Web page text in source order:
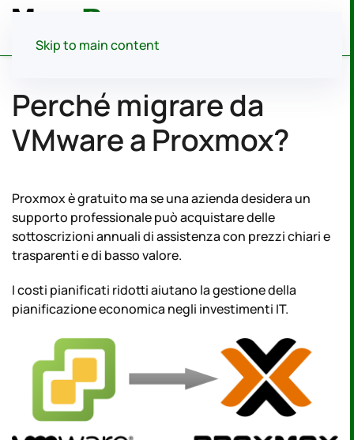
Skip to main content
Perché migrare da
VMware a Proxmox?
Proxmox è gratuito ma se una azienda desidera un
supporto professionale può acquistare delle
sottoscrizioni annuali di assistenza con prezzi chiari e
trasparenti e di basso valore.
I costi pianificati ridotti aiutano la gestione della
pianificazione economica negli investimenti IT.